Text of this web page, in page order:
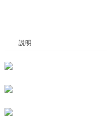
説明